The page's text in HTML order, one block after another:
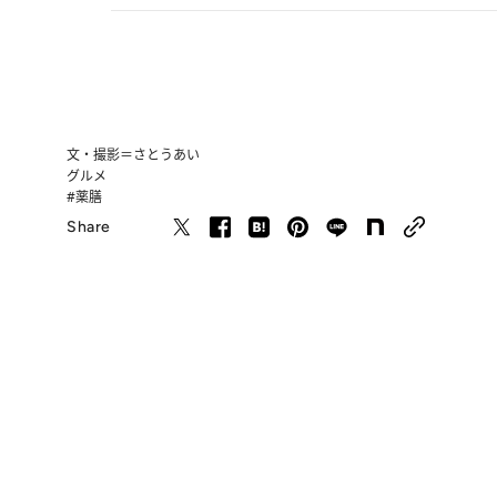
文・撮影＝さとうあい
グルメ
#薬膳
Share